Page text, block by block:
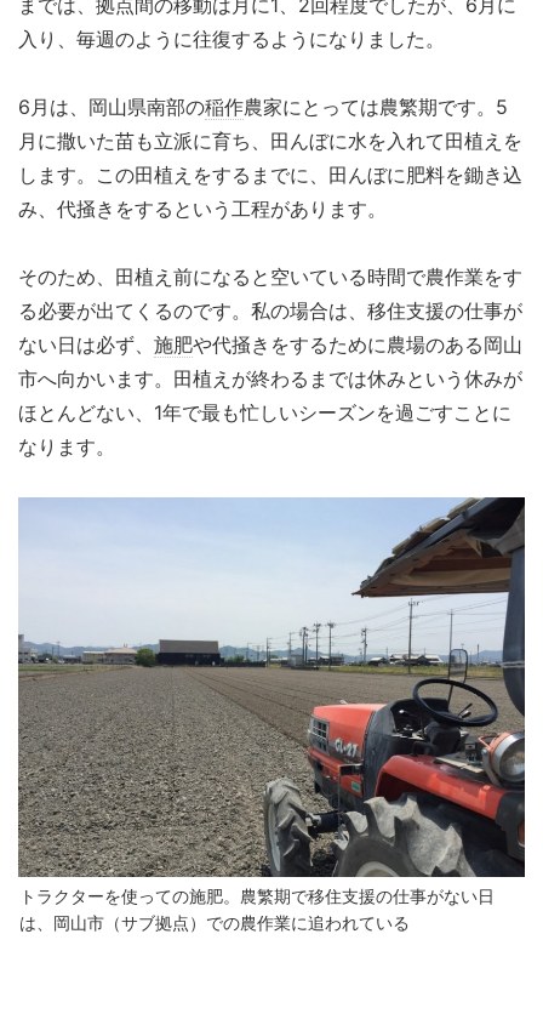
入り、毎週のように往復するようになりました。
6月は、岡山県南部の稲作農家にとっては農繁期です。5
月に撒いた苗も立派に育ち、田んぼに水を入れて田植えを
します。この田植えをするまでに、田んぼに肥料を鋤き込
み、代掻きをするという工程があります。
そのため、田植え前になると空いている時間で農作業をす
る必要が出てくるのです。私の場合は、移住支援の仕事が
ない日は必ず、 施肥や代掻きをするために農場のある岡山
市へ向かいます。田植えが終わるまでは休みという休みが
ほとんどない、1年で最も忙しいシーズンを過ごすことに
なります。
トラクターを使っての施肥。農繁期で移住支援の仕事がない日
は、岡山市（サブ拠点）での農作業に追われている